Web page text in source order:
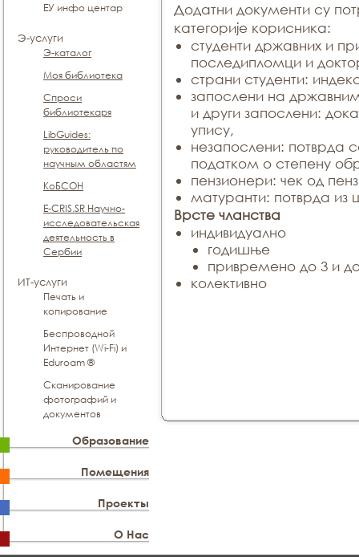
ЕУ инфо центар
Э-услуги
Э-каталог
Моя библиотека
Спроси
библиотекаря
LibGuides:
руководитель по
научным областям
КоБСОН
E-CRIS.SR Научно-
исследовательская
деятельность в
Сербии
ИТ-услуги
Печать и
копирование
Беспроводной
Интернет (Wi-Fi) и
Eduroam ®
Сканирование
фотографий и
документов
Образование
Помещения
Проекты
О Нас
Додатни документи су
категорије корисника:
студенти државних и
последипломци и
страни студенти:
запослени на
и други запослени:
упису,
незапослени: потврда
податком о степену
пензионери: чек од
матуранти: потврда из
Врсте чланства
индивидуално
годишње
привремено до 3 и
колективно